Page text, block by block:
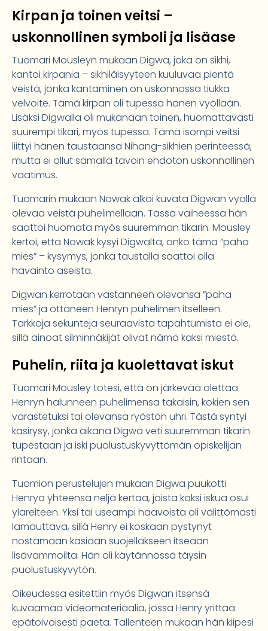
Kirpan ja toinen veitsi –
uskonnollinen symboli ja lisäase
Tuomari Mousleyn mukaan Digwa, joka on sikhi,
kantoi kirpania – sikhiläisyyteen kuuluvaa pientä
veistä, jonka kantaminen on uskonnossa tiukka
velvoite. Tämä kirpan oli tupessa hänen vyöllään.
Lisäksi Digwalla oli mukanaan toinen, huomattavasti
suurempi tikari, myös tupessa. Tämä isompi veitsi
liittyi hänen taustaansa Nihang-sikhien perinteessä,
mutta ei ollut samalla tavoin ehdoton uskonnollinen
vaatimus.
Tuomarin mukaan Nowak alkoi kuvata Digwan vyöllä
olevaa veistä puhelimellaan. Tässä vaiheessa hän
saattoi huomata myös suuremman tikarin. Mousley
kertoi, että Nowak kysyi Digwalta, onko tämä ”paha
mies” – kysymys, jonka taustalla saattoi olla
havainto aseista.
Digwan kerrotaan vastanneen olevansa ”paha
mies” ja ottaneen Henryn puhelimen itselleen.
Tarkkoja sekunteja seuraavista tapahtumista ei ole,
sillä ainoat silminnäkijät olivat nämä kaksi miestä.
Puhelin, riita ja kuolettavat iskut
Tuomari Mousley totesi, että on järkevää olettaa
Henryn halunneen puhelimensa takaisin, kokien sen
varastetuksi tai olevansa ryöstön uhri. Tästä syntyi
käsirysy, jonka aikana Digwa veti suuremman tikarin
tupestaan ja iski puolustuskyvyttömän opiskelijan
rintaan.
Tuomion perustelujen mukaan Digwa puukotti
Henryä yhteensä neljä kertaa, joista kaksi iskua osui
yläreiteen. Yksi tai useampi haavoista oli välittömästi
lamauttava, sillä Henry ei koskaan pystynyt
nostamaan käsiään suojellakseen itseään
lisävammoilta. Hän oli käytännössä täysin
puolustuskyvytön.
Oikeudessa esitettiin myös Digwan itsensä
kuvaamaa videomateriaalia, jossa Henry yrittää
epätoivoisesti paeta. Tallenteen mukaan hän kiipesi